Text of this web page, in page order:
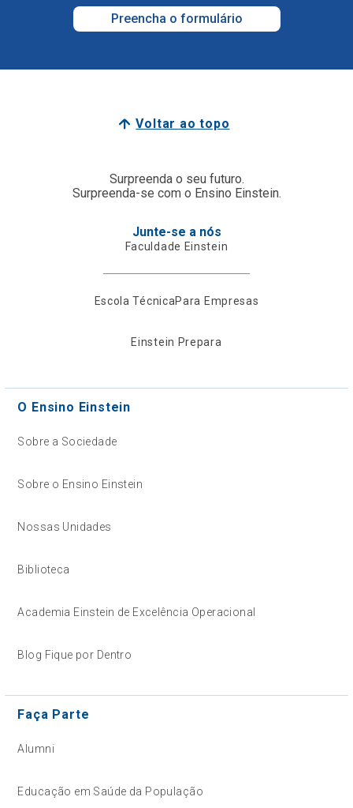
Preencha o formulário
Voltar ao topo
Surpreenda o seu futuro.
Surpreenda-se com o Ensino Einstein.
Junte-se a nós
Faculdade Einstein
Escola TécnicaPara Empresas
Einstein Prepara
O Ensino Einstein
Sobre a Sociedade
Sobre o Ensino Einstein
Nossas Unidades
Biblioteca
Academia Einstein de Excelência Operacional
Blog Fique por Dentro
Faça Parte
Alumni
Educação em Saúde da População